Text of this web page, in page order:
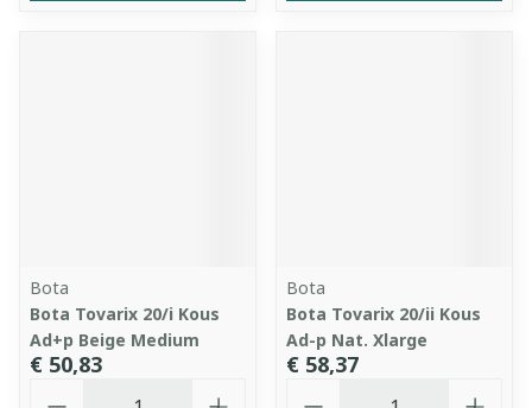
Bota
Bota Tovarix 20/i Kous
Ad+p Beige Medium
€ 50,83
Bota
Bota Tovarix 20/ii Kous
Ad-p Nat. Xlarge
€ 58,37